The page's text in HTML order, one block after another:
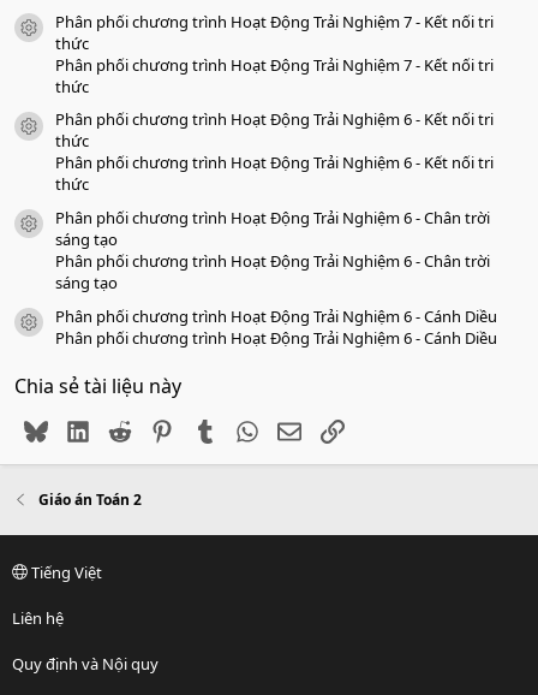
icon tài liệu
Phân phối chương trình Hoạt Động Trải Nghiệm 7 - Kết nối tri
thức
Phân phối chương trình Hoạt Động Trải Nghiệm 7 - Kết nối tri
thức
icon tài liệu
Phân phối chương trình Hoạt Động Trải Nghiệm 6 - Kết nối tri
thức
Phân phối chương trình Hoạt Động Trải Nghiệm 6 - Kết nối tri
thức
icon tài liệu
Phân phối chương trình Hoạt Động Trải Nghiệm 6 - Chân trời
sáng tạo
Phân phối chương trình Hoạt Động Trải Nghiệm 6 - Chân trời
sáng tạo
icon tài liệu
Phân phối chương trình Hoạt Động Trải Nghiệm 6 - Cánh Diều
Phân phối chương trình Hoạt Động Trải Nghiệm 6 - Cánh Diều
Chia sẻ tài liệu này
BlueskyLinkedIn
Reddit PinterestTumblr WhatsApp
EmailLink
Giáo án Toán 2
Tiếng Việt
Liên hệ
Quy định và Nội quy